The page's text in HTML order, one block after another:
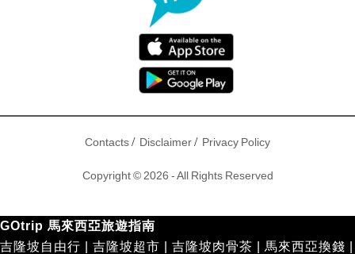
Contacts/ Disclaimer/ Privacy Policy
Copyright © 2026 - All Rights Reserved
GOtrip 馬來西亞旅遊指南
吉隆坡自由行
吉隆坡超市 吉隆坡肉骨茶 馬來西亞換錢